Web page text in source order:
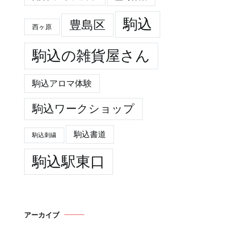
西ヶ原 豊島区
駒込
駒込の雑貨屋さん
駒込アロマ体験
駒込ワークショップ
駒込刺繍 駒込書道
駒込駅東口
アーカイブ